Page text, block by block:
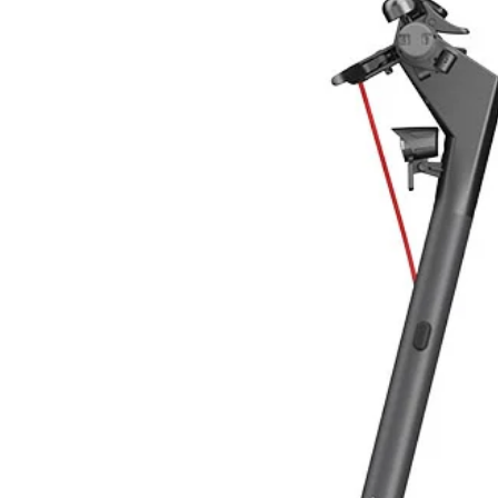
Materiale: Tubo in acciaio 1”, DC-
Pressione max. operativa: 15 bar
Pressione max. collaudo: 25 bar
Temperatura max. operativa: 130
Materiale: Schiuma di
Materiale: PVC morbido con